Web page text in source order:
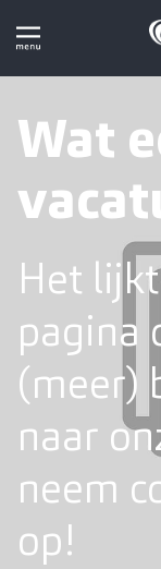
Wat
Het
pagina
(meer)
naar
neem
op!